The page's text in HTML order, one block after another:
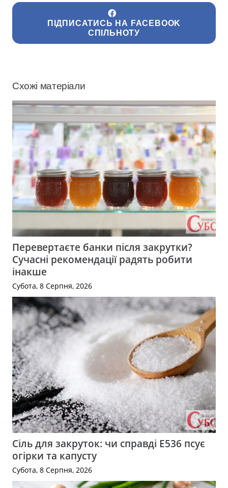
ПІДПИСАТИСЬ НА FACEBOOK
СПІЛЬНОТУ
Схожі матеріали
Перевертаєте банки після закрутки?
Сучасні рекомендації радять робити
інакше
Субота, 8 Серпня, 2026
Сіль для закруток: чи справді Е536 псує
огірки та капусту
Субота, 8 Серпня, 2026